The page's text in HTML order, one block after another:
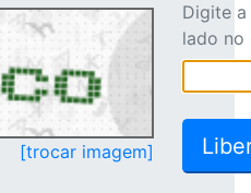
[trocar imagem]
Digite
lado no